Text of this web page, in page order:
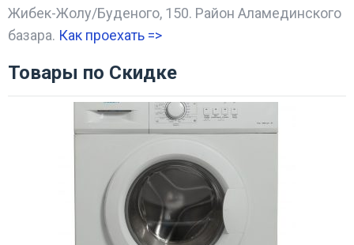
Жибек-Жолу/Буденого, 150. Район Аламединского
базара. Как проехать =>
Товары по Скидке